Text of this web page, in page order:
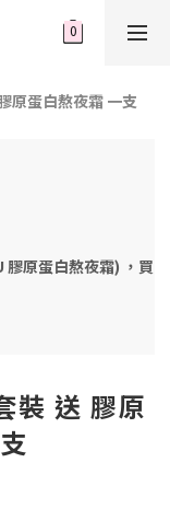
原蛋白熬夜霜 一支
原蛋白熬夜霜) ，買
送 膠原